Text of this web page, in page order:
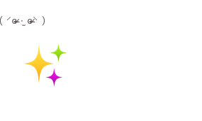
⸍ɞ̴̶̷ ·̫ ɞ̴̶̷⸌ )